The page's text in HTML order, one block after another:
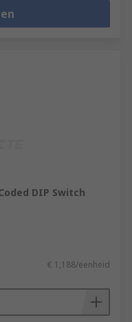
DIP Switch
€ 1,188/eenheid